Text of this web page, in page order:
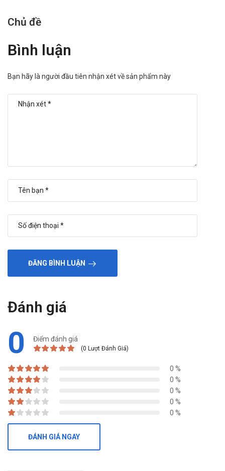
Chủ đề
Bình luận
Bạn hãy là người đầu tiên nhận xét về sản phẩm này
ĐĂNG BÌNH LUẬN
Đánh giá
0 Điểm đánh giá
(0 Lượt Đánh Giá)
0 %
0 %
0 %
0 %
0 %
ĐÁNH GIÁ NGAY